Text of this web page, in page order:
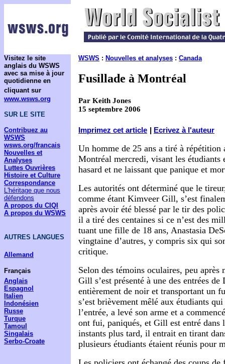
Visitez le site
anglais du WSWS
avec sa mise à jour
quotidienne en
cliquant sur
www.wsws.org
SUR LE SITE
Contribuez au
WSWS
wsws.org/francais
Nouvelles et
Analyses
Luttes Ouvrières
Histoire et Culture
Correspondance
L'héritage que nous
défendons
A propos du CIQI
A propos du WSWS
AUTRES LANGUES
Allemand
Français
Anglais
Espagnol
Italien
Indonésien
Russe
Turque
Tamoul
Singalais
Serbo-Croate
WSWS : Nouvelles et analyses : Canada
Fusillade à Montréal
Par Keith Jones
15 septembre 2006
Imprimez cet article Ecrivez à l'auteur
Un homme de 25 ans a tiré à répétition
Montréal mercredi, visant les étudiants
hasard et ne laissant que panique et
Les autorités ont déterminé que le
comme étant Kimveer Gill, s’est
après avoir été blessé par le tir des
il a tiré des centaines si ce n’est des
tuant une fille de 18 ans, Anastasia
vingtaine d’autres, y compris six qui
critique.
Selon des témoins oculaires, peu
Gill s’est présenté à une des entrées
entièrement de noir et transportant un
s’est brièvement mêlé aux étudiants
l’entrée, a levé son arme et a
ont fui, paniqués, et Gill est entré dans
instants plus tard, il entrait en tirant
plusieurs étudiants étaient réunis pour